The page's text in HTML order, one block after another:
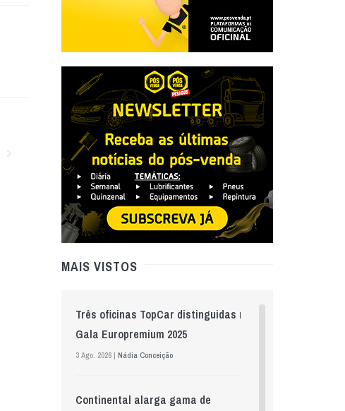
MAIS VISTOS
Três oficinas TopCar distinguidas na
Gala Europremium 2025
3 Ago. 2026 | Nádia Conceição
Continental alarga gama de